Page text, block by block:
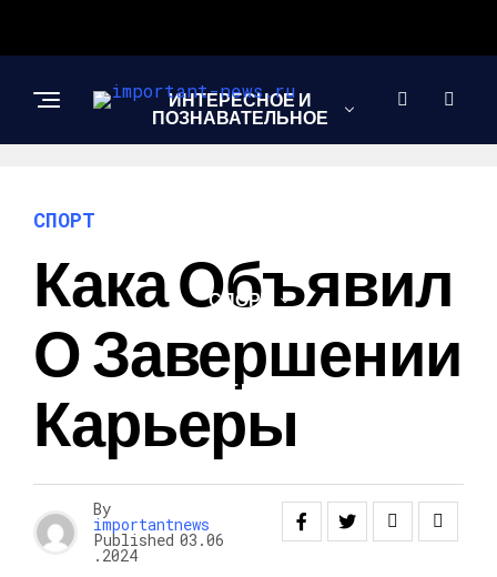
ИНТЕРЕСНОЕ И
ПОЗНАВАТЕЛЬНОЕ
СПОРТ
ШОУ-БИЗНЕС
СПОРТ
Кака Объявил
О Завершении
Карьеры
By
importantnews
Published 03.06
.2024